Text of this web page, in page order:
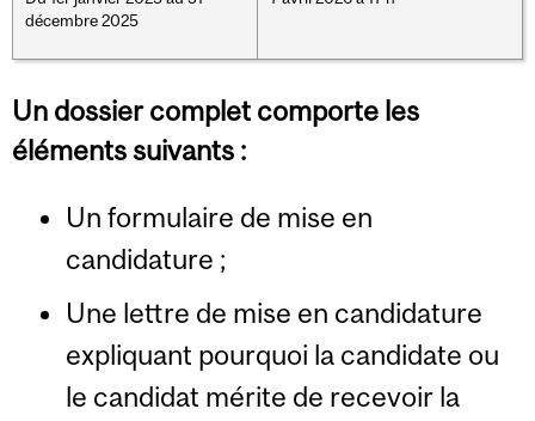
décembre 2025
Un dossier complet comporte les
éléments suivants :
Un formulaire de mise en
candidature ;
Une lettre de mise en candidature
expliquant pourquoi la candidate ou
le candidat mérite de recevoir la